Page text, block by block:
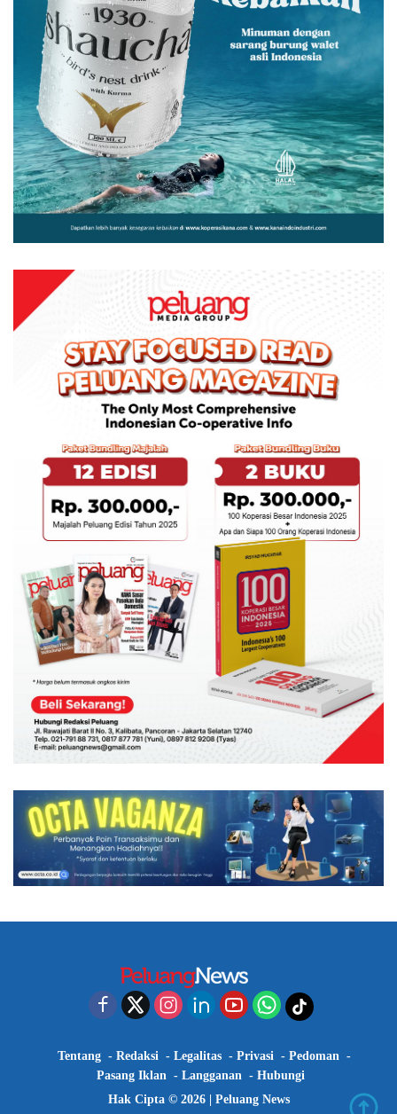
Tentang Redaksi Legalitas Privasi
Pedoman
Pasang Iklan
Langganan
Hubungi
Hak Cipta © 2026 | Peluang News